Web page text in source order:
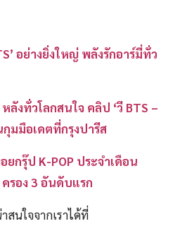
อย่างยิ่งใหญ่ พลังรักอาร์มี่ทั่ว
ลังทั่วโลกสนใจ คลิป ‘วี BTS –
กุมมือเดตที่กรุงปารีส
กรุ๊ป K-POP ประจำเดือน
รอง 3 อันดับแรก
สนใจจากเราได้ที่